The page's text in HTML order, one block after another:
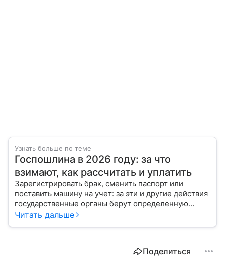
Узнать больше по теме
Госпошлина в 2026 году: за что
взимают, как рассчитать и уплатить
Зарегистрировать брак, сменить паспорт или
поставить машину на учет: за эти и другие действия
государственные органы берут определенную
плату. Рассказываем об основных видах и способах
Читать дальше
Поделиться